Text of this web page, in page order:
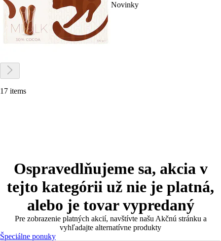
Novinky
17 items
Ospravedlňujeme sa, akcia v
tejto kategórii už nie je platná,
alebo je tovar vypredaný
Pre zobrazenie platných akcií, navštívte našu Akčnú stránku a
vyhľadajte alternatívne produkty
Špeciálne ponuky